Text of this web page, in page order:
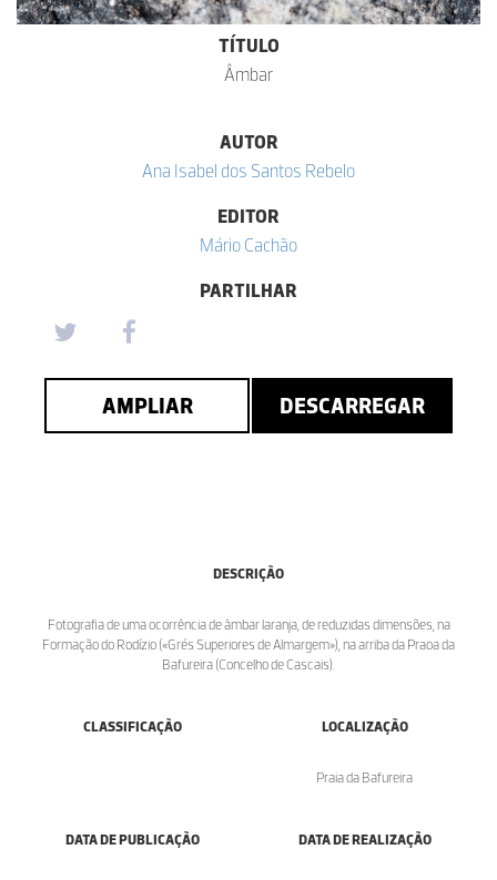
TÍTULO
Âmbar
AUTOR
Ana Isabel dos Santos Rebelo
EDITOR
Mário Cachão
PARTILHAR
AMPLIAR DESCARREGAR
DESCRIÇÃO
Fotografia de uma ocorrência de âmbar laranja, de reduzidas dimensões, na
Formação do Rodízio («Grés Superiores de Almargem»), na arriba da Praoa da
Bafureira (Concelho de Cascais).
CLASSIFICAÇÃO LOCALIZAÇÃO
Praia da Bafureira
DATA DE PUBLICAÇÃO DATA DE REALIZAÇÃO